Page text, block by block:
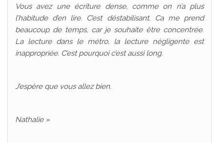
Vous avez une écriture dense, comme on n’a plus
l’habitude d’en lire. C’est déstabilisant. Ca me prend
beaucoup de temps, car je souhaite être concentrée.
La lecture dans le métro, la lecture négligente est
inappropriée. C’est pourquoi c’est aussi long.
J’espère que vous allez bien.
Nathalie »